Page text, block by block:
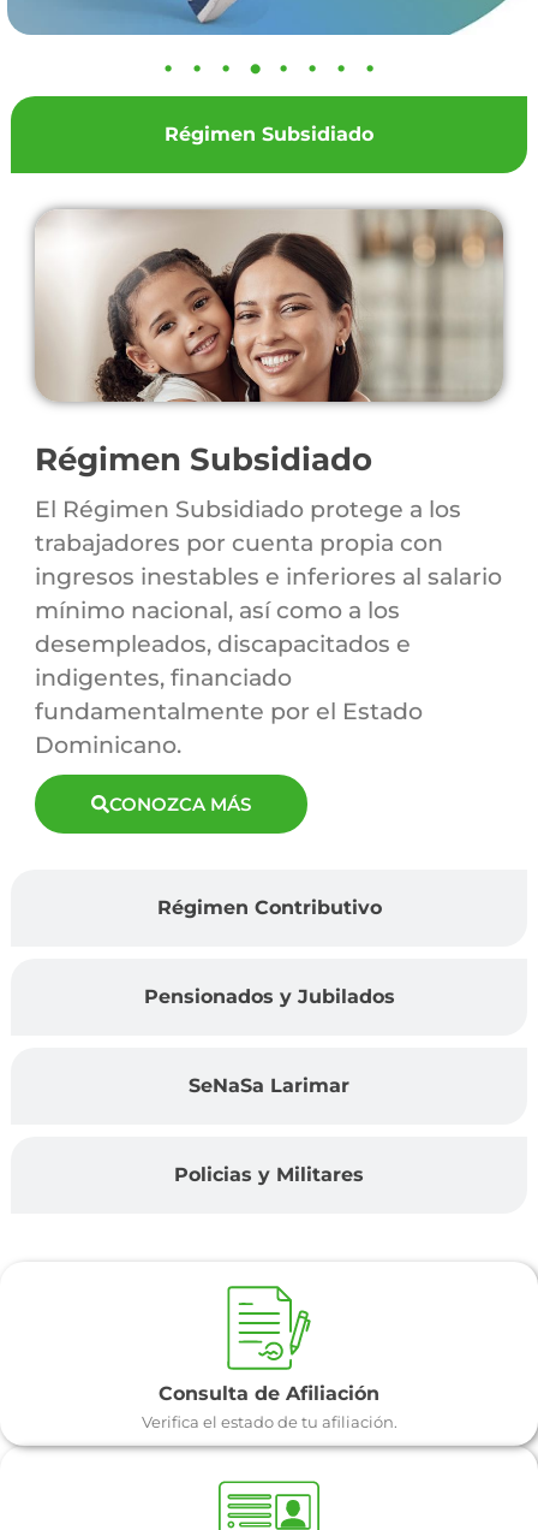
Régimen Subsidiado
Régimen Contributivo
Pensionados y Jubilados
SeNaSa Larimar
Policias y Militares
Régimen Subsidiado
El Régimen Subsidiado protege a los
trabajadores por cuenta propia con
ingresos inestables e inferiores al salario
mínimo nacional, así como a los
desempleados, discapacitados e
indigentes, financiado
fundamentalmente por el Estado
Dominicano.
CONOZCA MÁS
Consulta de Afiliación
Verifica el estado de tu afiliación.